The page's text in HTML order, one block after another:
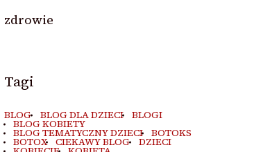
zdrowie
Tagi
BLOG BLOG DLA DZIECI BLOGI
BLOG KOBIETY
BLOG TEMATYCZNY DZIECI BOTOKS
BOTOX CIEKAWY BLOG DZIECI